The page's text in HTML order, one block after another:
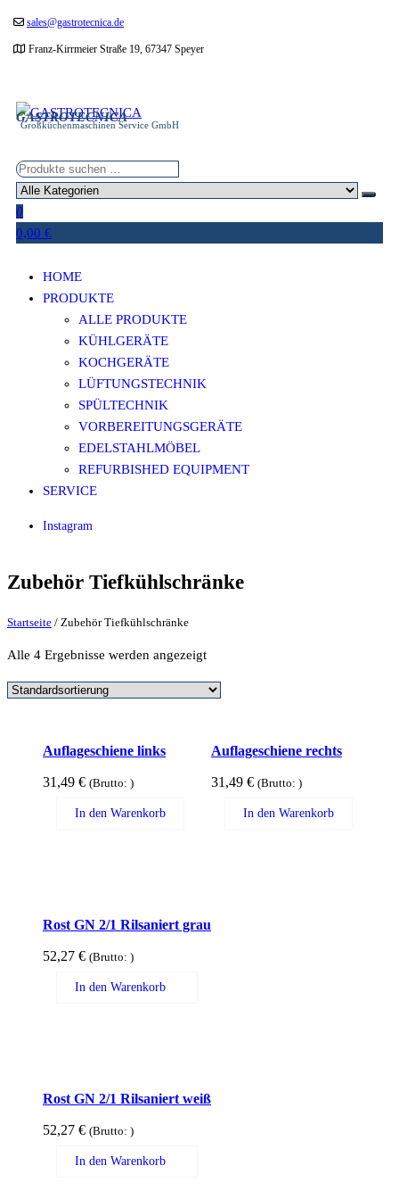
Zumsales@gastrotecnica.de
Franz-Kirrmeier Straße 19, 67347 Speyer
GASTROTECNICA
Großküchenmaschinen Service GmbH
0
0,00 €
HOME
PRODUKTE
ALLE PRODUKTE
KÜHLGERÄTE
KOCHGERÄTE
LÜFTUNGSTECHNIK
SPÜLTECHNIK
VORBEREITUNGSGERÄTE
EDELSTAHLMÖBEL
REFURBISHED EQUIPMENT
SERVICE
Instagram
Zubehör Tiefkühlschränke
Startseite / Zubehör Tiefkühlschränke
Alle 4 Ergebnisse werden angezeigt
Auflageschiene links
31,49 € (Brutto: )
In den Warenkorb
Auflageschiene rechts
31,49 € (Brutto: )
In den Warenkorb
Rost GN 2/1 Rilsaniert grau
52,27 € (Brutto: )
In den Warenkorb
Rost GN 2/1 Rilsaniert weiß
52,27 € (Brutto: )
In den Warenkorb